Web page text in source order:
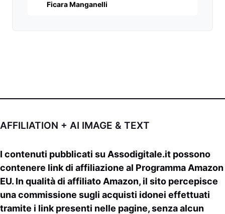
Ficara Manganelli
AFFILIATION + AI IMAGE & TEXT
I contenuti pubblicati su Assodigitale.it possono
contenere link di affiliazione al Programma Amazon
EU. In qualità di affiliato Amazon, il sito percepisce
una commissione sugli acquisti idonei effettuati
tramite i link presenti nelle pagine,senza alcun